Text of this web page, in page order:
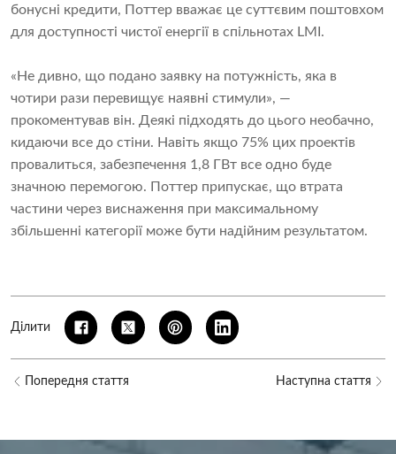
бонусні кредити, Поттер вважає це суттєвим поштовхом
для доступності чистої енергії в спільнотах LMI.
«Не дивно, що подано заявку на потужність, яка в
чотири рази перевищує наявні стимули», —
прокоментував він. Деякі підходять до цього необачно,
кидаючи все до стіни. Навіть якщо 75% цих проектів
провалиться, забезпечення 1,8 ГВт все одно буде
значною перемогою. Поттер припускає, що втрата
частини через виснаження при максимальному
збільшенні категорії може бути надійним результатом.
Ділити
Попередня стаття Наступна стаття